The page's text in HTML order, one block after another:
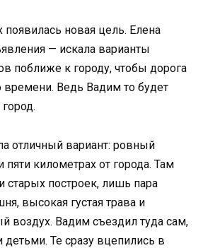
появилась новая цель. Елена
— искала варианты
поближе к городу, чтобы дорога
времени. Ведь Вадим то будет
отличный вариант: ровный
пяти километрах от города. Там
старых построек, лишь пара
высокая густая трава и
воздух. Вадим съездил туда сам,
Те сразу вцепились в